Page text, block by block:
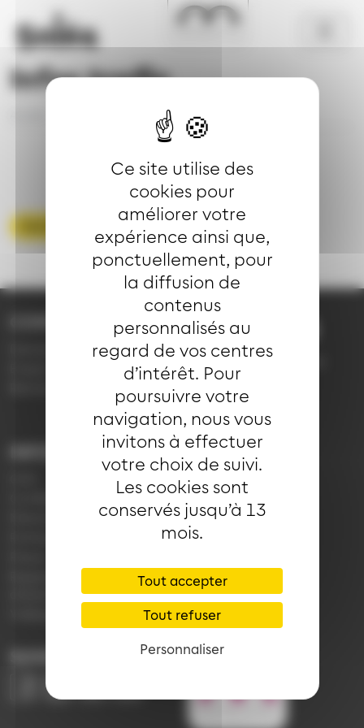
Panneau de gestion des cookies
Ce site utilise des
cookies pour
améliorer votre
expérience ainsi que,
ponctuellement, pour
la diffusion de
contenus
personnalisés au
regard de vos centres
d’intérêt. Pour
poursuivre votre
navigation, nous vous
invitons à effectuer
votre choix de suivi.
Les cookies sont
conservés jusqu’à 13
mois.
Tout accepter
Tout refuser
Personnaliser
Aller au contenu principal
Infos trafic
Infos trafic
Voir toute les infos trafic
Demande d'information
03 89 66 77 77
du lundi au vendredi de
7h30 à 18h00 (en
période scolaire)
INFORMATIONS
Mentions légales
d'exploitation
LIENS
Application Soléa
Payer un PV
Plan du réseau
e-Boutique